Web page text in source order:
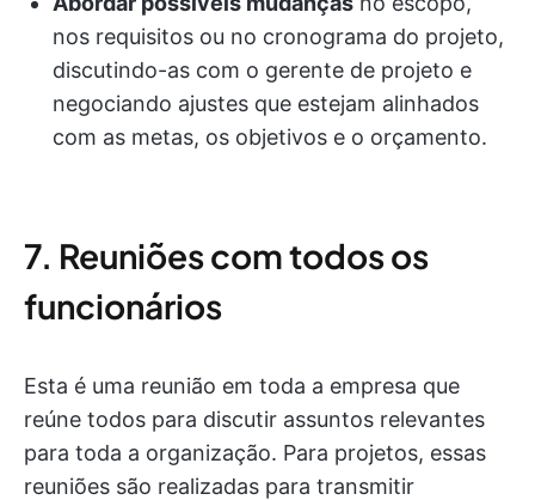
nos requisitos ou no cronograma do projeto,
discutindo-as com o gerente de projeto e
negociando ajustes que estejam alinhados
com as metas, os objetivos e o orçamento.
7. Reuniões com todos os
funcionários
Esta é uma reunião em toda a empresa que
reúne todos para discutir assuntos relevantes
para toda a organização. Para projetos, essas
reuniões são realizadas para transmitir